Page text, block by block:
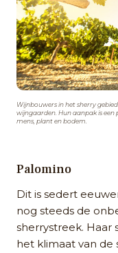
Wijnbouwers in het sherry
wijngaarden. Hun aanpak is een
mens, plant en bodem.
Palomino
Dit is sedert
nog steeds de
sherrystreek.
het klimaat van de